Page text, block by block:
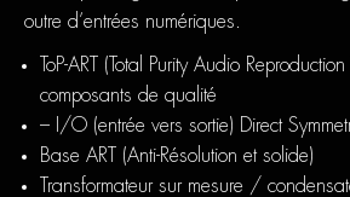
outre d’entrées numériques.
ToP-ART (Total Purity Audio
composants de qualité
– I/O (entrée vers sortie) Direct
Base ART (Anti-Résolution et solide)
Transformateur sur mesure /